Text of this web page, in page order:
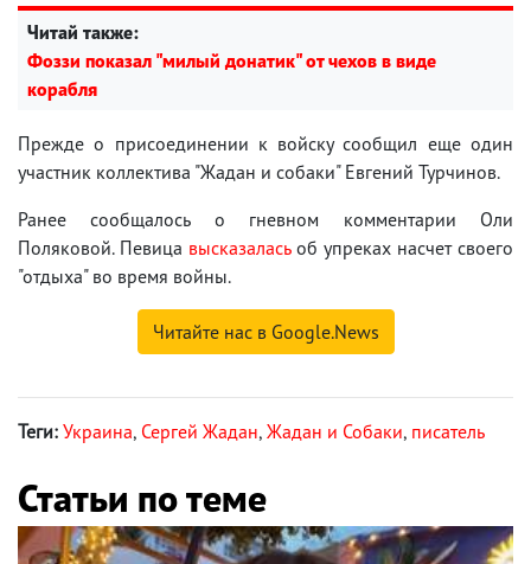
Читай также:
Фоззи показал "милый донатик" от чехов в виде
корабля
Прежде о присоединении к войску сообщил еще один
участник коллектива "Жадан и собаки" Евгений Турчинов.
Ранее сообщалось о гневном комментарии Оли
Поляковой. Певица высказаласьоб упреках насчет своего
"отдыха" во время войны.
Читайте нас в Google.News
Теги: Украина, Сергей Жадан, Жадан и Собаки, писатель
Статьи по теме